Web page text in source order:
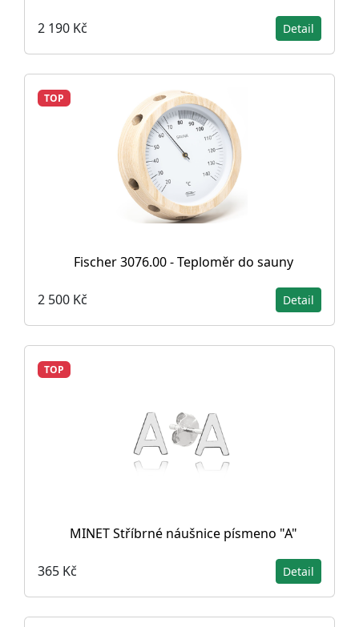
2 190 Kč Detail
TOP
Fischer 3076.00 - Teploměr do sauny
2 500 Kč Detail
TOP
MINET Stříbrné náušnice písmeno "A"
365 Kč Detail